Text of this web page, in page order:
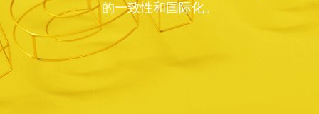
的一致性和国际化。